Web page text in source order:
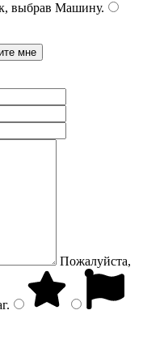
выбрав Машину.
Пожалуйста,
.